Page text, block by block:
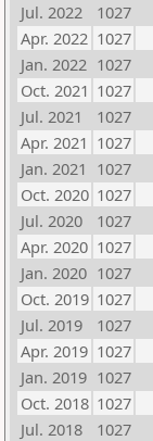
Jul. 2022
1027
Apr. 2022 1027
Jan. 2022 1027
Oct. 2021 1027
Jul. 2021
1027
Apr. 2021 1027
Jan. 2021 1027
Oct. 2020 1027
Jul. 2020
1027
Apr. 2020 1027
Jan. 2020 1027
Oct. 2019 1027
Jul. 2019
1027
Apr. 2019 1027
Jan. 2019 1027
Oct. 2018 1027
Jul. 2018
1027